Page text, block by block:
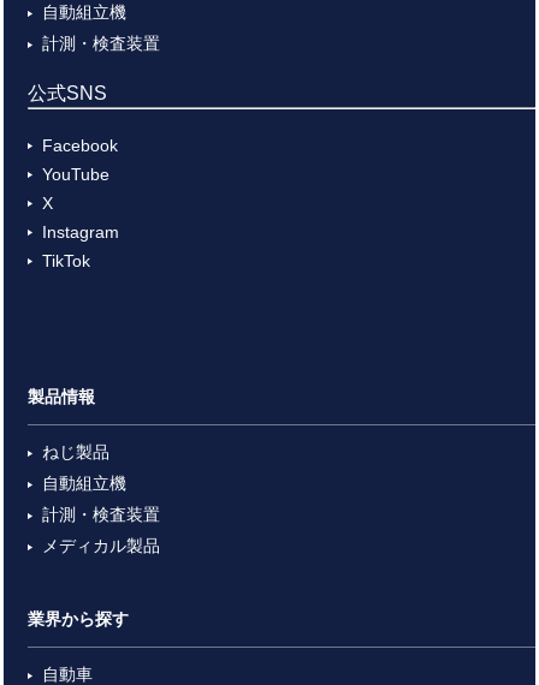
自動組立機
計測・検査装置
公式SNS
Facebook
YouTube
X
Instagram
TikTok
製品情報
ねじ製品
自動組立機
計測・検査装置
メディカル製品
業界から探す
自動車